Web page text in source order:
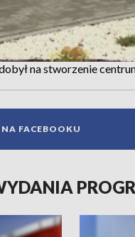
na stworzenie
FACEBOOKU